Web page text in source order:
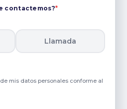
contactemos?*
Llamada
mis datos personales conforme al